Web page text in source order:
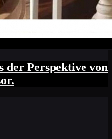
der Perspektive von